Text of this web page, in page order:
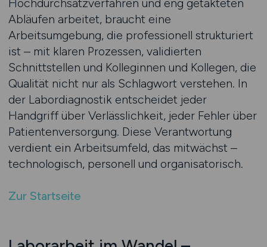
Hochdurchsatzverfahren und eng getakteten
Abläufen arbeitet, braucht eine
Arbeitsumgebung, die professionell strukturiert
ist – mit klaren Prozessen, validierten
Schnittstellen und Kolleginnen und Kollegen, die
Qualität nicht nur als Schlagwort verstehen. In
der Labordiagnostik entscheidet jeder
Handgriff über Verlässlichkeit, jeder Fehler über
Patientenversorgung. Diese Verantwortung
verdient ein Arbeitsumfeld, das mitwächst –
technologisch, personell und organisatorisch.
Zur Startseite